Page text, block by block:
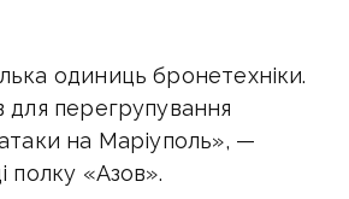
одиниць бронетехніки.
для перегрупування
на Маріуполь», —
полку «Азов».